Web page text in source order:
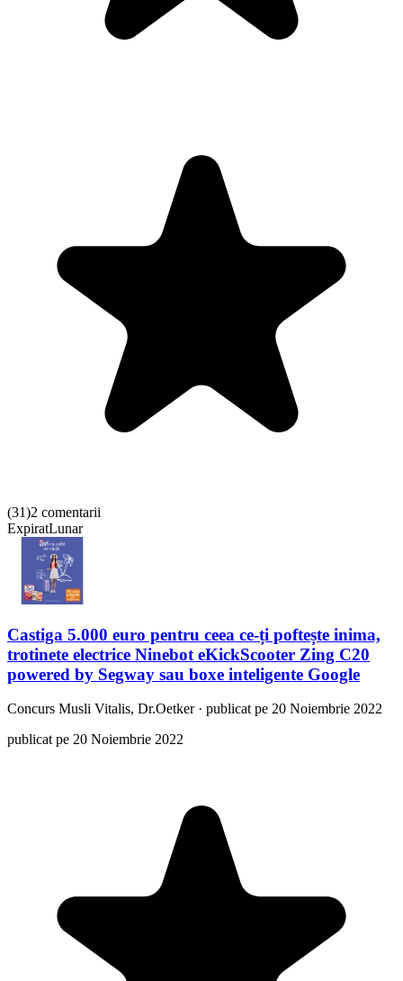
(31)2 comentarii
ExpiratLunar
Castiga 5.000 euro pentru ceea ce-ți poftește inima,
trotinete electrice Ninebot eKickScooter Zing C20
powered by Segway sau boxe inteligente Google
Concurs Musli Vitalis, Dr.Oetker· publicat pe 20 Noiembrie 2022
publicat pe 20 Noiembrie 2022